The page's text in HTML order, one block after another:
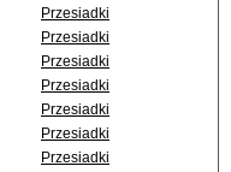
Przesiadki
Przesiadki
Przesiadki
Przesiadki
Przesiadki
Przesiadki
Przesiadki